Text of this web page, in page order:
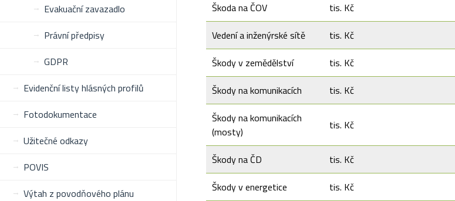
Evakuační zavazadlo
Právní předpisy
GDPR
Evidenční listy hlásných profilů
Fotodokumentace
Užitečné odkazy
POVIS
Výtah z povodňového plánu
Škoda na ČOV
tis. Kč
Vedení a inženýrské sítě
tis. Kč
Škody v zemědělství
tis. Kč
Škody na komunikacích
tis. Kč
Škody na komunikacích
(mosty)
tis. Kč
Škody na ČD
tis. Kč
Škody v energetice
tis. Kč